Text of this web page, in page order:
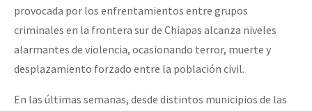
provocada por los enfrentamientos entre grupos
criminales en la frontera sur de Chiapas alcanza niveles
alarmantes de violencia, ocasionando terror, muerte y
desplazamiento forzado entre la población civil.
En las últimas semanas, desde distintos municipios de las